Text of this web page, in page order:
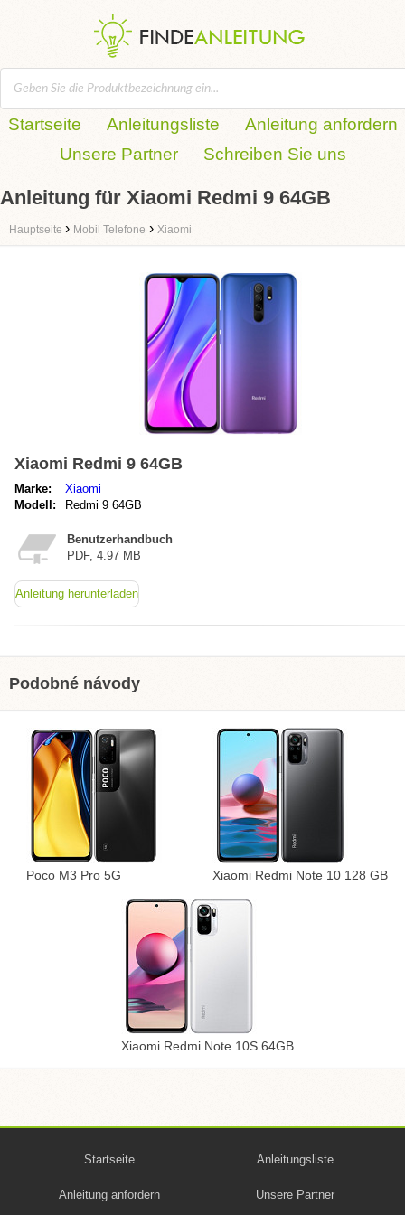
Startseite Anleitungsliste
Anleitung anfordern
Unsere Partner
Schreiben Sie uns
Anleitung für Xiaomi Redmi 9 64GB
Hauptseite › Mobil Telefone › Xiaomi
Xiaomi Redmi 9 64GB
Marke:
Xiaomi
Modell:
Redmi 9 64GB
Benutzerhandbuch
PDF, 4.97 MB
Anleitung herunterladen
Podobné návody
Poco M3 Pro 5G Xiaomi Redmi Note 10 128 GB
Xiaomi Redmi Note 10S 64GB
Startseite Anleitungsliste
Anleitung anfordern Unsere Partner